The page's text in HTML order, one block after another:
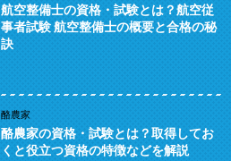
航空整備士の資格・試験とは？航空従
事者試験 航空整備士の概要と合格の秘
訣
酪農家
酪農家の資格・試験とは？取得してお
くと役立つ資格の特徴などを解説